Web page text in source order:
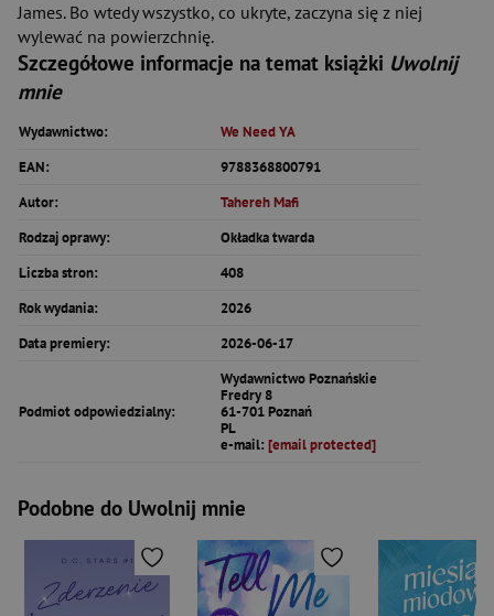
James. Bo wtedy wszystko, co ukryte, zaczyna się z niej
wylewać na powierzchnię.
Szczegółowe informacje na temat książki Uwolnij
mnie
Wydawnictwo:
We Need YA
EAN:
9788368800791
Autor:
Tahereh Mafi
Rodzaj oprawy:
Okładka twarda
Liczba stron:
408
Rok wydania:
2026
Data premiery:
2026-06-17
Podmiot odpowiedzialny:
Wydawnictwo Poznańskie
Fredry 8
61-701 Poznań
PL
e-mail: [email protected]
Podobne do Uwolnij mnie